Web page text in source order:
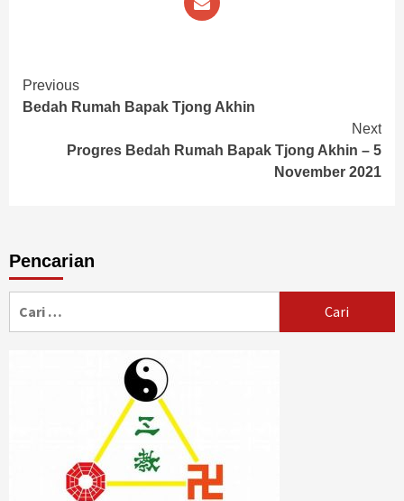
Continue
Reading
Previous
Bedah Rumah Bapak Tjong Akhin
Next
Progres Bedah Rumah Bapak Tjong Akhin – 5
November 2021
Pencarian
untuk: